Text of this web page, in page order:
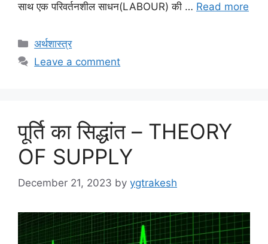
साथ एक परिवर्तनशील साधन(LABOUR) की … Read more
Categories
अर्थशास्त्र
Leave a comment
पूर्ति का सिद्धांत – THEORY
OF SUPPLY
December 21, 2023 by ygtrakesh